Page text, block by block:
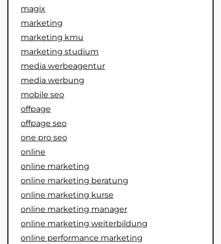
magix
marketing
marketing kmu
marketing studium
media werbeagentur
media werbung
mobile seo
offpage
offpage seo
one pro seo
online
online marketing
online marketing beratung
online marketing kurse
online marketing manager
online marketing weiterbildung
online performance marketing